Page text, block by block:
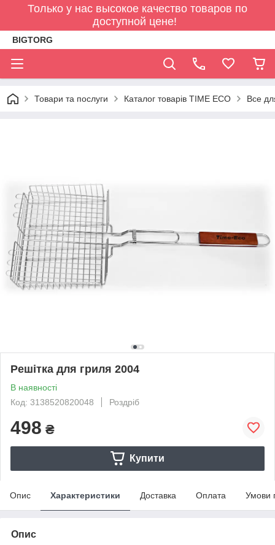
Только у нас высокое качество товаров по
доступной цене!
BIGTORG
Товари та послуги Каталог товарів TIME ECO Все
Решітка для гриля 2004
В наявності
Код: 3138520820048
Роздріб
498 ₴
Купити
Опис Характеристики Доставка Оплата Умови
Опис